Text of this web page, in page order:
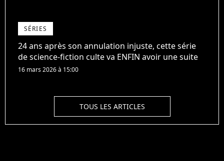
SÉRIES
24 ans après son annulation injuste, cette série
de science-fiction culte va ENFIN avoir une suite
16 mars 2026 à 15:00
TOUS LES ARTICLES